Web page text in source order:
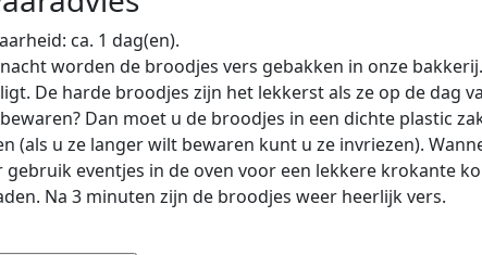
ca. 1 dag(en).
worden de broodjes vers gebakken in onze
De harde broodjes zijn het lekkerst als ze op de dag
Dan moet u de broodjes in een dichte plastic
(als u ze langer wilt bewaren kunt u ze invriezen).
gebruik eventjes in de oven voor een lekkere krokante
Na 3 minuten zijn de broodjes weer heerlijk vers.